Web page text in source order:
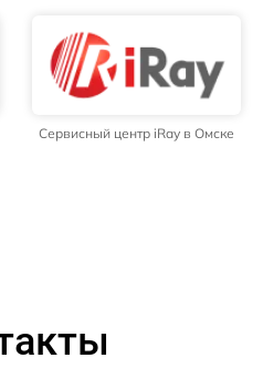
Сервисный центр iRay в Омске